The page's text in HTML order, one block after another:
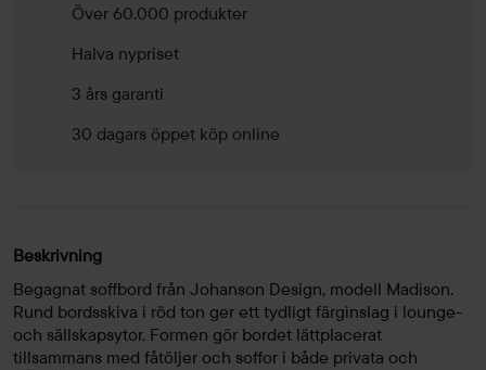
Över 60.000 produkter
Halva nypriset
3 års garanti
30 dagars öppet köp online
Beskrivning
Begagnat soffbord från Johanson Design, modell Madison.
Rund bordsskiva i röd ton ger ett tydligt färginslag i lounge-
och sällskapsytor. Formen gör bordet lättplacerat
tillsammans med fåtöljer och soffor i både privata och